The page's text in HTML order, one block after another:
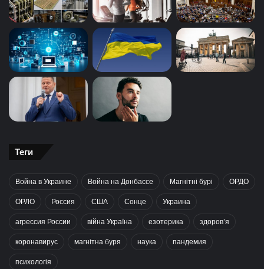
Теги
Война в Украине Война на Донбассе Магнітні бурі ОРДО
ОРЛО Россия США Сонце Украина
агрессия России війна Україна езотерика здоров’я
коронавирус магнітна буря наука пандемия
психологія